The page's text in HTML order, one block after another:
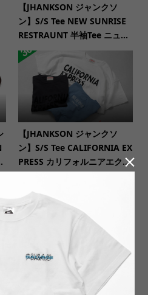
【JHANKSON ジャンクソ
ン】S/S Tee NEW SUNRISE
RESTRAUNT 半袖Tee ニュ...
【JHANKSON ジャンクソ
ン】S/S Tee CALIFORNIA EX
PRESS カリフォルニアエク...
【SALVAGE PUBLIC(サルヴ
ェージ・パブリック)】Oxfor
d Shirts Laua’e Embroider...
